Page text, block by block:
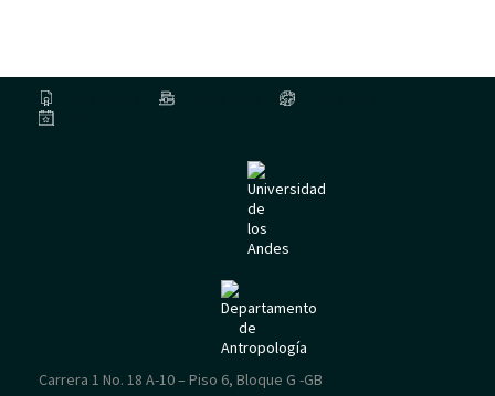
Carrera 1 No. 18 A-10 – Piso 6, Bloque G -GB